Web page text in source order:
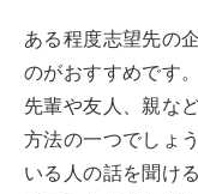
ある程度志望先の
のがおすすめです
先輩や友人、親な
方法の一つでしょ
いる人の話を聞け